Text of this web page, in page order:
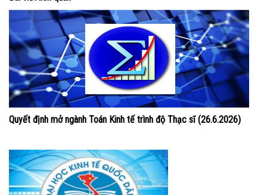
Quyết định mở ngành Toán Kinh tế trình độ Thạc sĩ (26.6.2026)